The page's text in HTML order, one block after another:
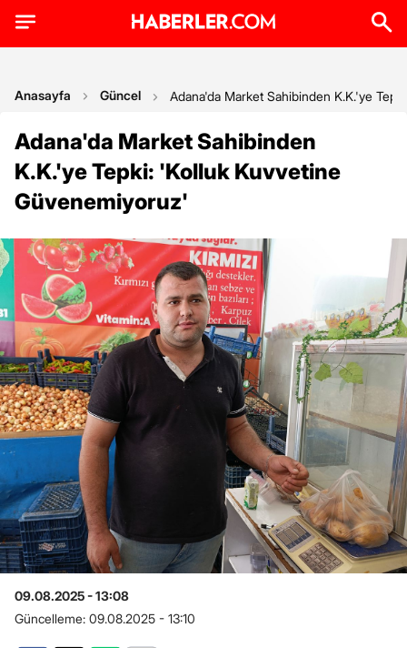
Anasayfa Güncel Adana'da Market Sahibinden K.K.'ye
Adana'da Market Sahibinden
K.K.'ye Tepki: 'Kolluk Kuvvetine
Güvenemiyoruz'
09.08.2025 - 13:08
Güncelleme: 09.08.2025 - 13:10